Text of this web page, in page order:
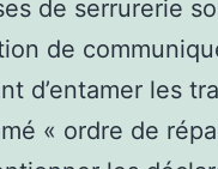
de serrurerie
de
d’entamer les
« ordre de